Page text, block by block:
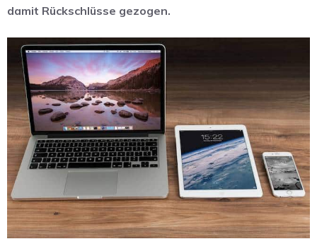
damit Rückschlüsse gezogen.